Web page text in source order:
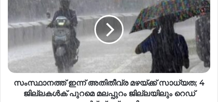
സംസ്ഥാനത്ത് ഇന്ന് അതിതീവ്ര മഴയ്ക്ക് സാധ്യത; 4
ജില്ലകൾക് പുറമെ മലപ്പുറം ജില്ലയിലും റെഡ്